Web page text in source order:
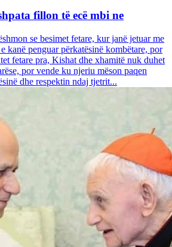
fillon të ecë mbi ne
se besimet fetare, kur janë jetuar me
kanë penguar përkatësinë kombëtare, por
fetare pra, Kishat dhe xhamitë nuk duhet
por vende ku njeriu mëson paqen
dhe respektin ndaj tjetrit...